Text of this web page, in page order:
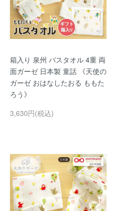
箱入り 泉州 バスタオル 4重 両
面ガーゼ 日本製 童話 《天使の
ガーゼ おはなしたおる ももた
ろう》
3,630円(税込)